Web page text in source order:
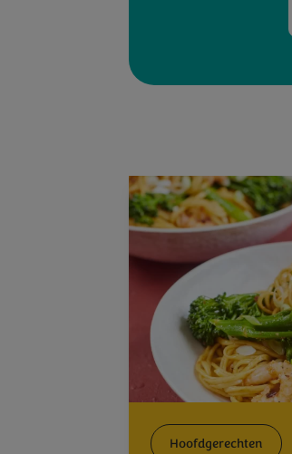
Hoofdgerechten